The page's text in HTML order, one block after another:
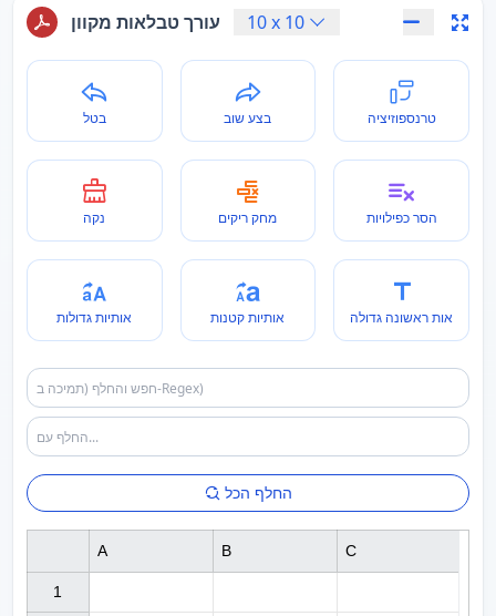
עורך טבלאות מקוון 10x 10
בטל בצע שוב טרנספוזיציה
נקה מחק ריקים הסר כפילויות
אותיות גדולות אותיות קטנות אות ראשונה גדולה
החלף הכל
1
A B C